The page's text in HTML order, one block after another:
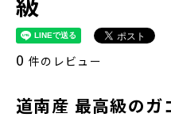
0 件のレビュー
道南産 最高級のガ